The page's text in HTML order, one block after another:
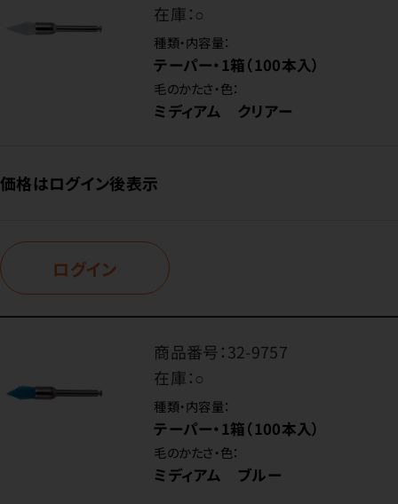
在庫：○
種類・内容量：
テーパー・1箱（100本入）
毛のかたさ・色：
ミディアム クリアー
価格はログイン後表示
ログイン
商品番号：32-9757
在庫：○
種類・内容量：
テーパー・1箱（100本入）
毛のかたさ・色：
ミディアム ブルー